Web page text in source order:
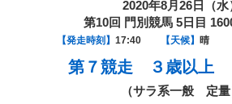
2020年8月26日（水
第10回 門別競馬 5日目
【発走時刻】 17:40 【天候】 晴
第７競走 ３歳以上
（サラ系一般 定量